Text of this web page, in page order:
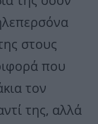
στους
που
τον
της, αλλά